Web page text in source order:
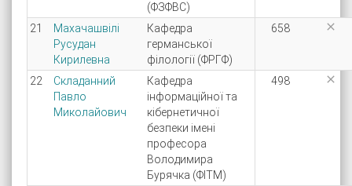
(ФЗФВС)
21
Махачашвілі
Русудан
Кирилевна
Кафедра
германської
філології (ФРГФ)
658 
22
Складанний
Павло
Миколайович
Кафедра
інформаційної та
кібернетичної
безпеки імені
професора
Володимира
Бурячка (ФІТМ)
498 